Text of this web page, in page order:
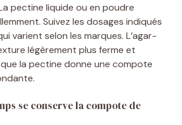
pectine liquide ou en poudre
Suivez les dosages indiqués
varient selon les marques. L’agar-
légèrement plus ferme et
la pectine donne une compote
se conserve la compote de